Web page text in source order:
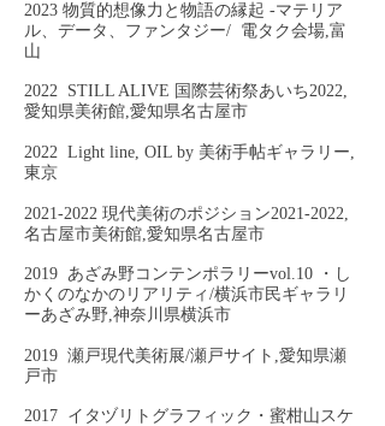
2023 物質的想像力と物語の縁起 -マテリア
ル、データ、ファンタジー/ 電タク会場,富
山
2022 STILL ALIVE 国際芸術祭あいち2022,
愛知県美術館,愛知県名古屋市
2022 Light line, OIL by 美術手帖ギャラリー,
東京
2021-2022 現代美術のポジション2021-2022,
名古屋市美術館,愛知県名古屋市
2019 あざみ野コンテンポラリーvol.10 ・し
かくのなかのリアリティ/横浜市民ギャラリ
ーあざみ野,神奈川県横浜市
2019 瀬戸現代美術展/瀬戸サイト,愛知県瀬
戸市
2017 イタヅリトグラフィック・蜜柑山スケ